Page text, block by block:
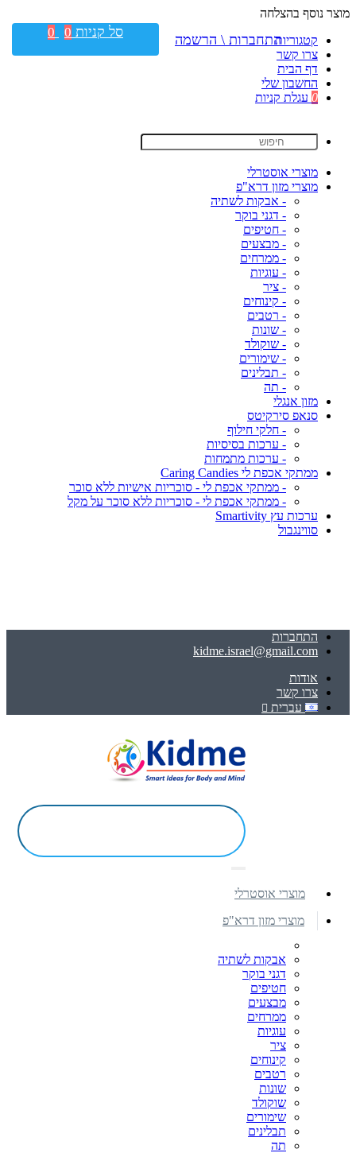
מוצר נוסף בהצלחה
קטגוריות
צרו קשר
דף הבית
החשבון שלי
0 עגלת קניות
מוצרי אוסטרלי
מוצרי מזון דרא"פ
- אבקות לשתיה
- דגני בוקר
- חטיפים
- מבצעים
- ממרחים
- עוגיות
- ציר
- קינוחים
- רטבים
- שונות
- שוקולד
- שימורים
- תבלינים
- תה
מזון אנגלי
סנאפ סירקיטס
- חלקי חילוף
- ערכות בסיסיות
- ערכות מתמחות
ממתקי אכפת לי Caring Candies
- ממתקי אכפת לי - סוכריות אישיות ללא סוכר
- ממתקי אכפת לי - סוכריות ללא סוכר על מקל
ערכות עץ Smartivity
סווינגבול
התחברות
kidme.israel@gmail.com
אודות
צרו קשר
עברית
התחברות \ הרשמה סל קניות 0
0
מוצרי אוסטרלי
מוצרי מזון דרא"פ
אבקות לשתיה
דגני בוקר
חטיפים
מבצעים
ממרחים
עוגיות
ציר
קינוחים
רטבים
שונות
שוקולד
שימורים
תבלינים
תה